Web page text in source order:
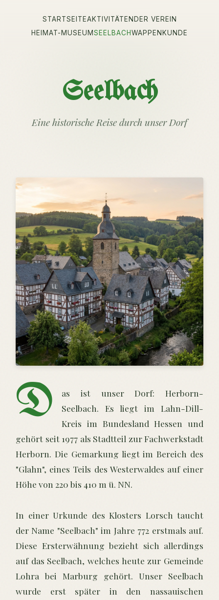
STARTSEITEAKTIVITÄTEN DER VEREIN
HEIMAT-MUSEUMSEELBACHWAPPENKUNDE
Seelbach
Eine historische Reise durch unser Dorf
D
as ist unser Dorf: Herborn-
Seelbach. Es liegt im Lahn-Dill-
Kreis im Bundesland Hessen und
gehört seit 1977 als Stadtteil zur Fachwerkstadt
Herborn. Die Gemarkung liegt im Bereich des
"Glahn", eines Teils des Westerwaldes auf einer
Höhe von 220 bis 410 m ü. NN.
In einer Urkunde des Klosters Lorsch taucht
der Name "Seelbach" im Jahre 772 erstmals auf.
Diese Ersterwähnung bezieht sich allerdings
auf das Seelbach, welches heute zur Gemeinde
Lohra bei Marburg gehört. Unser Seelbach
wurde erst später in den nassauischen